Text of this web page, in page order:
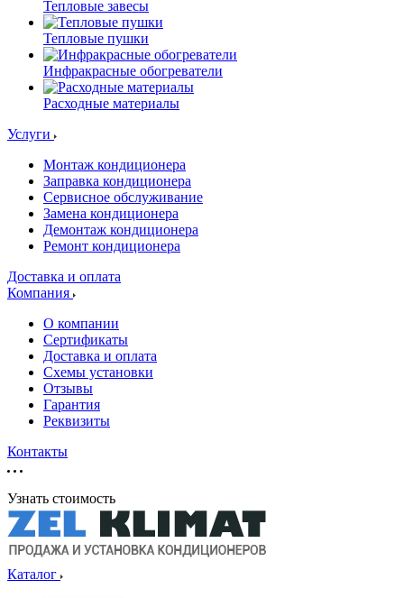
Тепловые завесы
Тепловые пушки
Инфракрасные обогреватели
Расходные материалы
Услуги
Монтаж кондиционера
Заправка кондиционера
Сервисное обслуживание
Замена кондиционера
Демонтаж кондиционера
Ремонт кондиционера
Доставка и оплата
Компания
О компании
Сертификаты
Доставка и оплата
Схемы установки
Отзывы
Гарантия
Реквизиты
Контакты
Узнать стоимость
Каталог